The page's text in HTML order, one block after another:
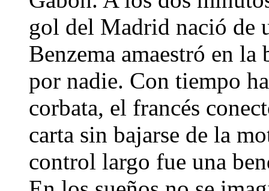
gol del Madrid nació de
Benzema amaestró en la
por nadie. Con tiempo
corbata, el francés
carta sin bajarse de la
control largo fue una